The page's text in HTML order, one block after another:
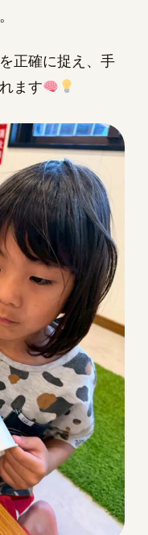
正確に捉え、手
ます